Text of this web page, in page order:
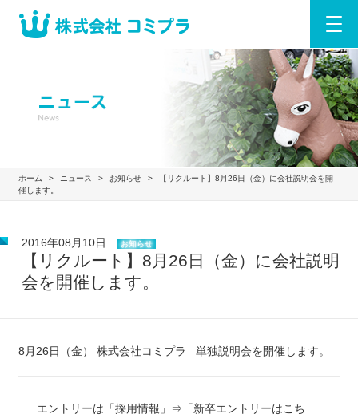
ホーム > ニュース > お知らせ >
【リクルート】8月26日（金）に会社説明会を開
催します。
2016年08月10日 お知らせ
【リクルート】8月26日（金）に会社説明
会を開催します。
8月26日（金） 株式会社コミプラ 単独説明会を開催します。
エントリーは「採用情報」⇒「新卒エントリーはこち